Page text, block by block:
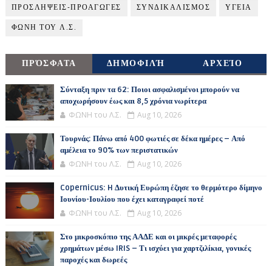
ΠΡΟΣΛΗΨΕΙΣ-ΠΡΟΑΓΩΓΕΣ ΣΥΝΔΙΚΑΛΙΣΜΟΣ ΥΓΕΙΑ
ΦΩΝΗ ΤΟΥ Λ.Σ.
ΠΡΌΣΦΑΤΑ ΔΗΜΟΦΙΛΉ ΑΡΧΕΊΟ
Σύνταξη πριν τα 62: Ποιοι ασφαλισμένοι μπορούν να
αποχωρήσουν έως και 8,5 χρόνια νωρίτερα
ΦΩΝΗ του Λ.Σ. Aug 10, 2026
Τουρνάς: Πάνω από 400 φωτιές σε δέκα ημέρες – Από
αμέλεια το 90% των περιστατικών
ΦΩΝΗ του Λ.Σ. Aug 10, 2026
Copernicus: H Δυτική Ευρώπη έζησε το θερμότερο δίμηνο
Ιουνίου-Ιουλίου που έχει καταγραφεί ποτέ
ΦΩΝΗ του Λ.Σ. Aug 10, 2026
Στο μικροσκόπιο της ΑΑΔΕ και οι μικρές μεταφορές
χρημάτων μέσω IRIS – Τι ισχύει για χαρτζιλίκια, γονικές
παροχές και δωρεές